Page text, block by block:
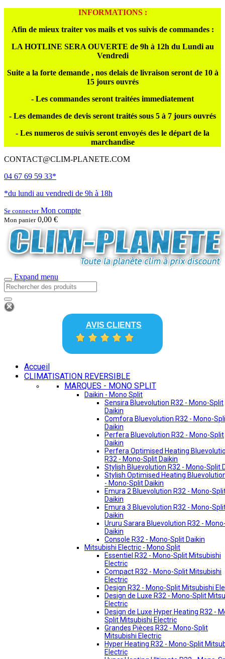
INFORMATIONS :
Afin de mieux traiter vos mails et vos suivis de commandes :
LA HOTLINE SERA OUVERTE de 9h à 12h du Lundi au
Vendredi
Suite a la forte demande , nos delais de livraison seront de 10 à
15 jours ouvrés
- Les commandes seront traitées immediatement
- Les demandes de devis seront traités sous 5 à 7 jours ouvrés
- Les numeros de suivis seront envoyés des le départ de la
marchandise
CONTACT@CLIM-PLANETE.COM
04 67 69 59 33*
*du lundi au vendredi de 9h à 18h
Se connecterMon compte
Mon panier 0,00 €
Expand menu
AVIS CLIENTS
Accueil
CLIMATISATION REVERSIBLE
MARQUES - MONO SPLIT
Daikin - Mono Split
Sensira Bluevolution R32 - Mono-Split
Daikin
Comfora Bluevolution R32 - Mono-
Daikin
Perfera Bluevolution R32 - Mono-Split
Daikin
Perfera Optimised Heating
R32 - Mono-Split Daikin
Stylish Bluevolution R32 - Mono-Split
Stylish Optimised Heating
- Mono-Split Daikin
Emura 2 Bluevolution R32 - Mono-
Daikin
Emura 3 Bluevolution R32 - Mono-
Daikin
Ururu Sarara Bluevolution R32 -
Daikin
Console R32 - Mono-Split Daikin
Mitsubishi Electric - Mono Split
Essentiel R32 - Mono-Split Mitsubishi
Electric
Compact R32 - Mono-Split Mitsubishi
Electric
Design R32 - Mono-Split Mitsubishi
Design de Luxe R32 - Mono-Split
Electric
Design de Luxe Hyper Heating R32 -
Split Mitsubishi Electric
Grandes Pièces R32 - Mono-Split
Mitsubishi Electric
Hyper Heating R32 - Mono-Split
Electric